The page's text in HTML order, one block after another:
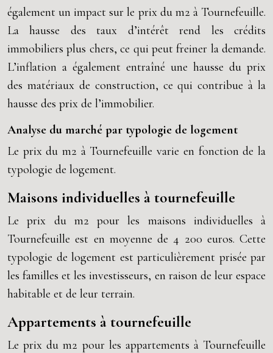
également un impact sur le prix du m2 à Tournefeuille.
La hausse des taux d’intérêt rend les crédits
immobiliers plus chers, ce qui peut freiner la demande.
L’inflation a également entraîné une hausse du prix
des matériaux de construction, ce qui contribue à la
hausse des prix de l’immobilier.
Analyse du marché par typologie de logement
Le prix du m2 à Tournefeuille varie en fonction de la
typologie de logement.
Maisons individuelles à tournefeuille
Le prix du m2 pour les maisons individuelles à
Tournefeuille est en moyenne de 4 200 euros. Cette
typologie de logement est particulièrement prisée par
les familles et les investisseurs, en raison de leur espace
habitable et de leur terrain.
Appartements à tournefeuille
Le prix du m2 pour les appartements à Tournefeuille